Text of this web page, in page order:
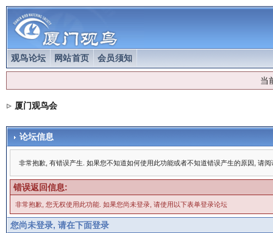
观鸟论坛 网站首页 会员须知
当
厦门观鸟会
论坛信息
非常抱歉, 有错误产生. 如果您不知道如何使用此功能或者不知道错误产生的原因, 请
错误返回信息:
非常抱歉, 您无权使用此功能. 如果您尚未登录, 请使用以下表单登录论坛
您尚未登录, 请在下面登录